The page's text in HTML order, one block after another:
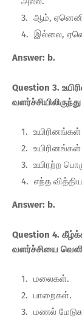
ஆம்,
இல்லை,
Answer: b.
Question 3.
உயிரற்ற
எந்த
Answer: b.
Question 4.
வளர்ச்சியை
மலைகள்.
பாறைகள்.
மணல்